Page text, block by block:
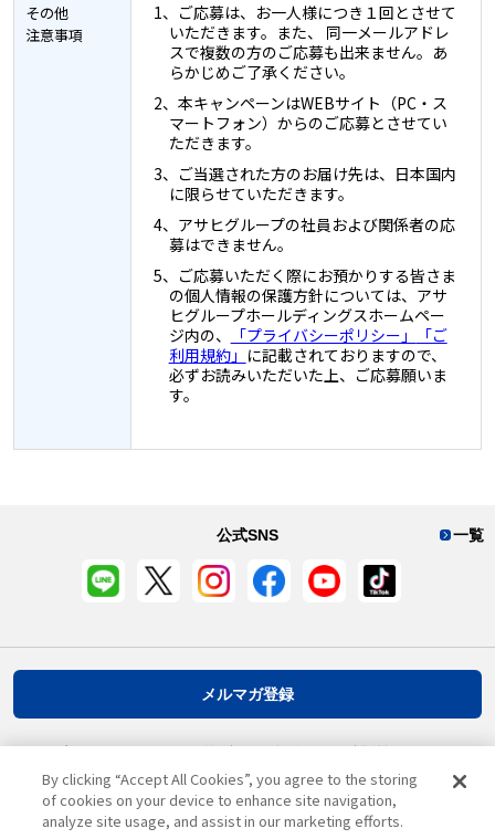
その他
注意事項
1、ご応募は、お一人様につき１回とさせて
いただきます。また、 同一メールアドレ
スで複数の方のご応募も出来ません。あ
らかじめご了承ください。
2、本キャンペーンはWEBサイト（PC・ス
マートフォン）からのご応募とさせてい
ただきます。
3、ご当選された方のお届け先は、日本国内
に限らせていただきます。
4、アサヒグループの社員および関係者の応
募はできません。
5、ご応募いただく際にお預かりする皆さま
の個人情報の保護方針については、アサ
ヒグループホールディングスホームペー
ジ内の、
「プライバシーポリシー」
「ご
利用規約」 に記載されておりますので、
必ずお読みいただいた上、ご応募願いま
す。
一覧
公式SNS
メルマガ登録
By clicking “Accept All Cookies”, you agree to the storing
of cookies on your device to enhance site navigation,
analyze site usage, and assist in our marketing efforts.